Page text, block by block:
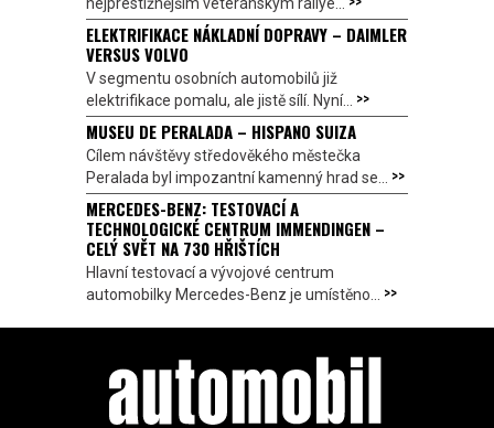
ELEKTRIFIKACE NÁKLADNÍ DOPRAVY – DAIMLER
VERSUS VOLVO
V segmentu osobních automobilů již
elektrifikace pomalu, ale jistě sílí. Nyní... >>
MUSEU DE PERALADA – HISPANO SUIZA
Cílem návštěvy středověkého městečka
Peralada byl impozantní kamenný hrad se... >>
MERCEDES-BENZ: TESTOVACÍ A
TECHNOLOGICKÉ CENTRUM IMMENDINGEN –
CELÝ SVĚT NA 730 HŘIŠTÍCH
Hlavní testovací a vývojové centrum
automobilky Mercedes-Benz je umístěno... >>